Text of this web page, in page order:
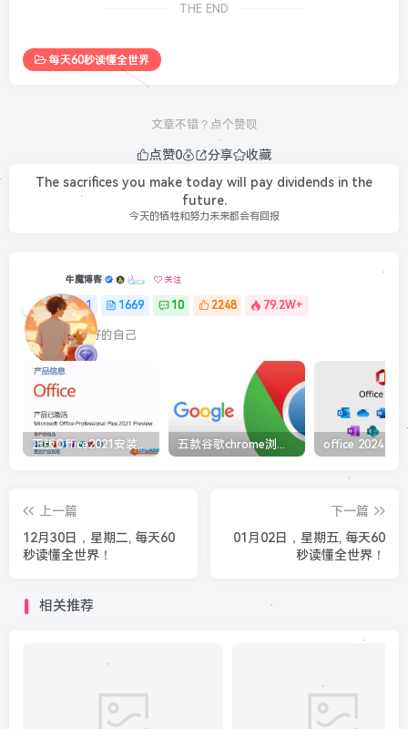
THE END
每天60秒读懂全世界
文章不错？点个赞呗
点赞0 分享
收藏
The sacrifices you make today will pay dividends in the
future.
今天的牺牲和努力未来都会有回报
牛魔博客 关注
1 1669 10 2248 79.2W+
最最好的自己
五款谷歌chrome浏览器截图插件工具推荐
上一篇
12月30日，星期二, 每天60
秒读懂全世界！
下一篇
01月02日，星期五, 每天60
秒读懂全世界！
相关推荐